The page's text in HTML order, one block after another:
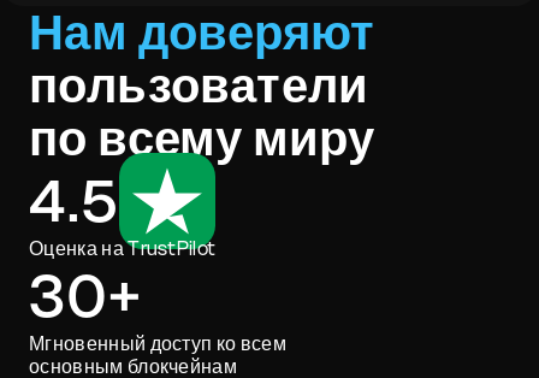
Нам доверяют
пользователи
по всему миру
4.5
Оценка на TrustPilot
30+
Мгновенный доступ ко всем
основным блокчейнам